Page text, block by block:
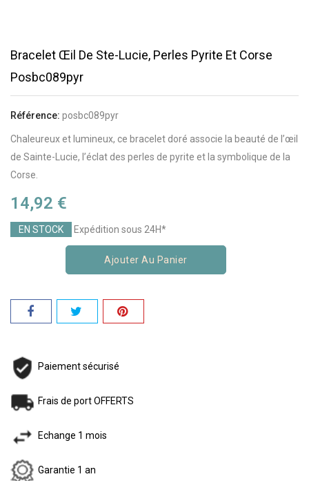
Bracelet Œil De Ste-Lucie, Perles Pyrite Et Corse
Posbc089pyr
Référence: posbc089pyr
Chaleureux et lumineux, ce bracelet doré associe la beauté de l’œil
de Sainte-Lucie, l’éclat des perles de pyrite et la symbolique de la
Corse.
14,92 €
EN STOCK Expédition sous 24H*
Ajouter Au Panier
Paiement sécurisé
Frais de port OFFERTS
Echange 1 mois
Garantie 1 an